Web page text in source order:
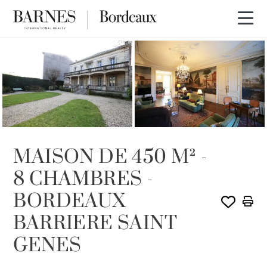
VENDU PAR BARNES
MAISON DE 450 M² -
8 CHAMBRES -
BORDEAUX
BARRIERE SAINT
GENES